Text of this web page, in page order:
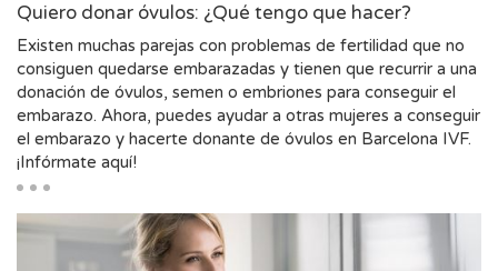
Quiero donar óvulos: ¿Qué tengo que hacer?
Existen muchas parejas con problemas de fertilidad que no
consiguen quedarse embarazadas y tienen que recurrir a una
donación de óvulos, semen o embriones para conseguir el
embarazo. Ahora, puedes ayudar a otras mujeres a conseguir
el embarazo y hacerte donante de óvulos en Barcelona IVF.
¡Infórmate aquí!